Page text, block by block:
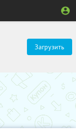
Загрузить